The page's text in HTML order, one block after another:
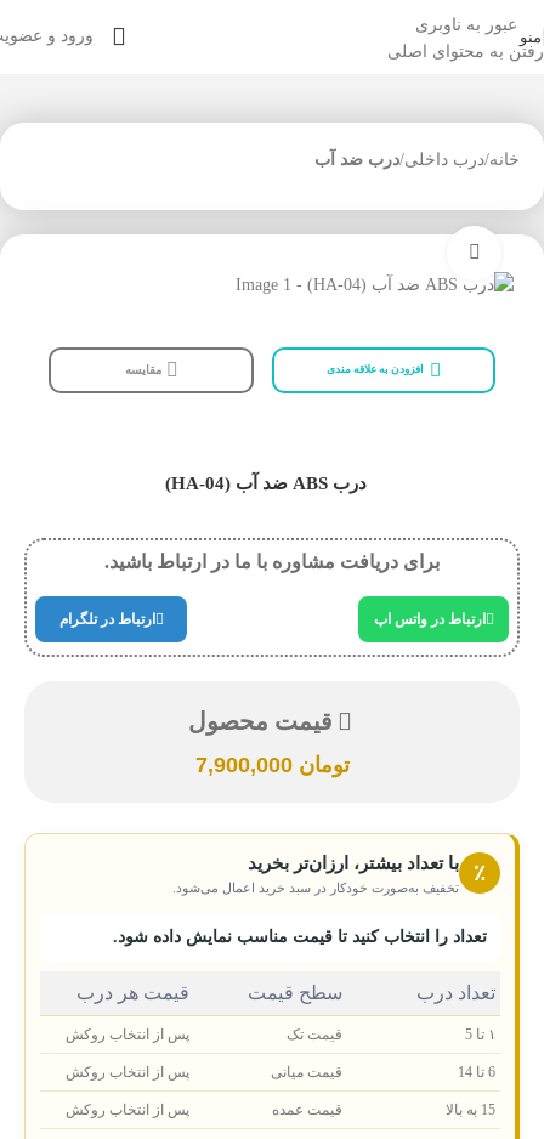
عبور به ناوبری
رفتن به محتوای اصلی
منو ورود و
خانه درب داخلی درب ضد آب
افزودن به علاقه مندی مقایسه
درب ABS ضد آب (HA-04)
برای دریافت مشاوره با ما در ارتباط باشید.
ارتباط در واتس اپ ارتباط در تلگرام
قیمت محصول
تومان 7,900,000
٪ با تعداد بیشتر، ارزان‌تر بخرید
تخفیف به‌صورت خودکار در سبد خرید اعمال می‌شود.
تعداد را انتخاب کنید تا قیمت مناسب نمایش داده شود.
تعداد درب سطح قیمت قیمت هر درب
۱ تا 5 قیمت تک پس از انتخاب روکش
6 تا 14 قیمت میانی پس از انتخاب روکش
15 به بالا قیمت عمده پس از انتخاب روکش